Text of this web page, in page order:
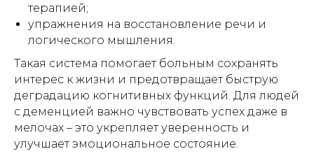
терапией;
упражнения на восстановление речи и
логического мышления.
Такая система помогает больным сохранять
интерес к жизни и предотвращает быструю
деградацию когнитивных функций. Для людей
с деменцией важно чувствовать успех даже в
мелочах – это укрепляет уверенность и
улучшает эмоциональное состояние.